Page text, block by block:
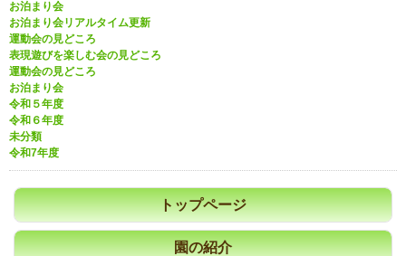
お泊まり会
お泊まり会リアルタイム更新
運動会の見どころ
表現遊びを楽しむ会の見どころ
運動会の見どころ
お泊まり会
令和５年度
令和６年度
未分類
令和7年度
トップページ
園の紹介